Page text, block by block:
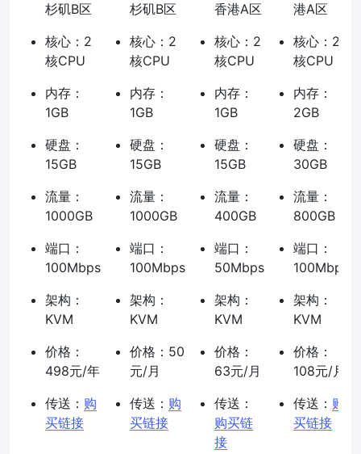
杉矶B区
核心：2
核CPU
内存：
1GB
硬盘：
15GB
流量：
1000GB
端口：
100Mbps
架构：
KVM
价格：
498元/年
传送： 购
买链接
杉矶B区
核心：2
核CPU
内存：
1GB
硬盘：
15GB
流量：
1000GB
端口：
100Mbps
架构：
KVM
价格：50
元/月
传送： 购
买链接
香港A区
核心：2
核CPU
内存：
1GB
硬盘：
15GB
流量：
400GB
端口：
50Mbps
架构：
KVM
价格：
63元/月
传送：
购买链
接
港A区
核心：2
核CPU
内存：
2GB
硬盘：
30GB
流量：
800GB
端口：
100Mbps
架构：
KVM
价格：
108元/月
传送： 购
买链接